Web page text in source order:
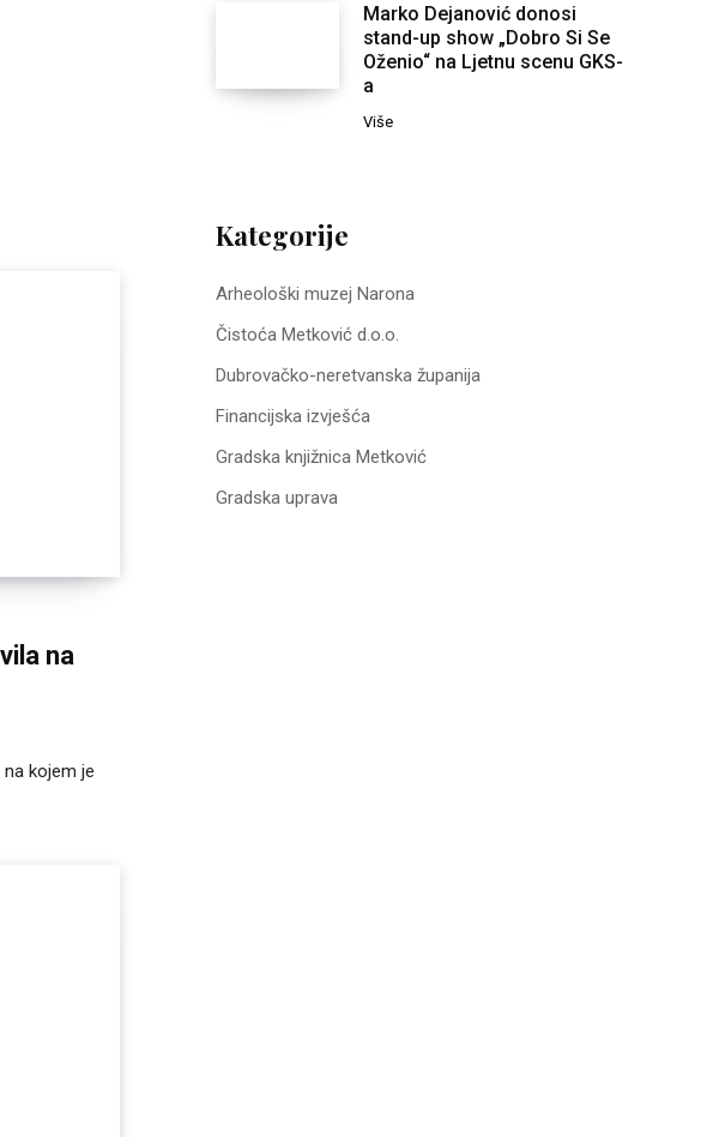
na
kojem je
Marko Dejanović donosi
stand-up show „Dobro Si Se
Oženio“ na Ljetnu scenu GKS-
a
Više
Kategorije
Arheološki muzej Narona
Čistoća Metković d.o.o.
Dubrovačko-neretvanska županija
Financijska izvješća
Gradska knjižnica Metković
Gradska uprava